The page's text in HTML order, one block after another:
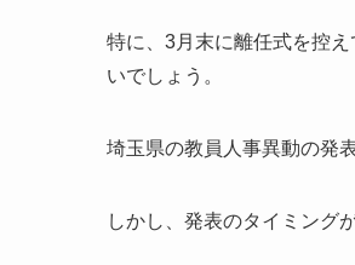
特に、3月末に離任式を控
いでしょう。
埼玉県の教員人事異動の発
しかし、発表のタイミング